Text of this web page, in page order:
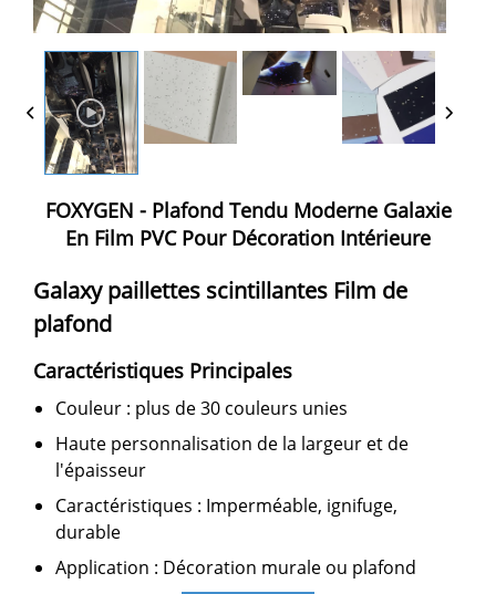
FOXYGEN - Plafond Tendu Moderne Galaxie
En Film PVC Pour Décoration Intérieure
Galaxypaillettes scintillantes Film de
plafond
Caractéristiques Principales
Couleur : plus de 30 couleurs unies
Haute personnalisation de la largeur et de
l'épaisseur
Caractéristiques : Imperméable, ignifuge,
durable
Application : Décoration murale ou plafond